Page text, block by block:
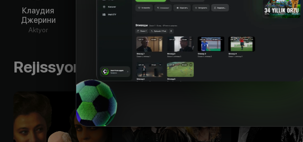
Клаудия
Джерини
Aktyor
Филиппо
Алессандро
Aktyor
Франческо
Emmanuele
Aita
Rejissyorning boshqa ishlari